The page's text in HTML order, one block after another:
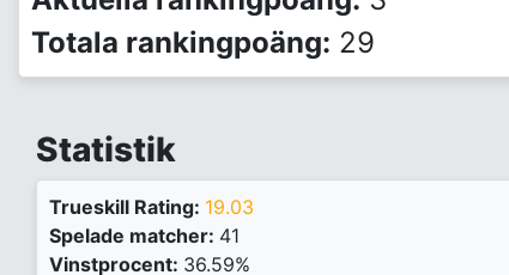
Totala rankingpoäng: 29
Statistik
Trueskill Rating: 19.03
Spelade matcher: 41
Vinstprocent: 36.59%